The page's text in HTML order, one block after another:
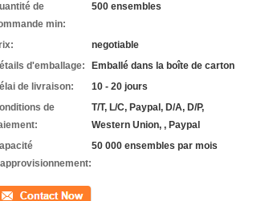
de
min:
500 ensembles
negotiable
d'emballage:
Emballé dans la boîte de carton
de livraison:
10 - 20 jours
de
T/T, L/C, Paypal, D/A, D/P,
Western Union, , Paypal
50 000 ensembles par mois